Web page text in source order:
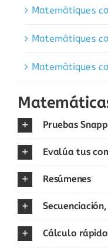
Matemàtiques
Matemàtiques
Matemàtiques
Pruebas
Evalúa tus
Resúmenes
Cálculo